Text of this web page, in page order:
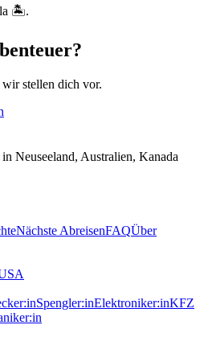
🏝️.
stellen dich vor.
Neuseeland, Australien, Kanada
Nächste AbreisenFAQÜber
Spengler:inElektroniker:inKFZ